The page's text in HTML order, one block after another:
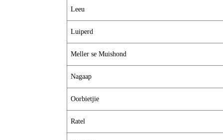
Leeu
Luiperd
Meller se Muishond
Nagaap
Oorbietjie
Ratel